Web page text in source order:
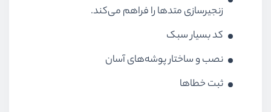
زنجیرسازی متدها را فراهم می‌کند.
کد بسیار سبک
نصب و ساختار پوشه‌های آسان
ثبت خطاها